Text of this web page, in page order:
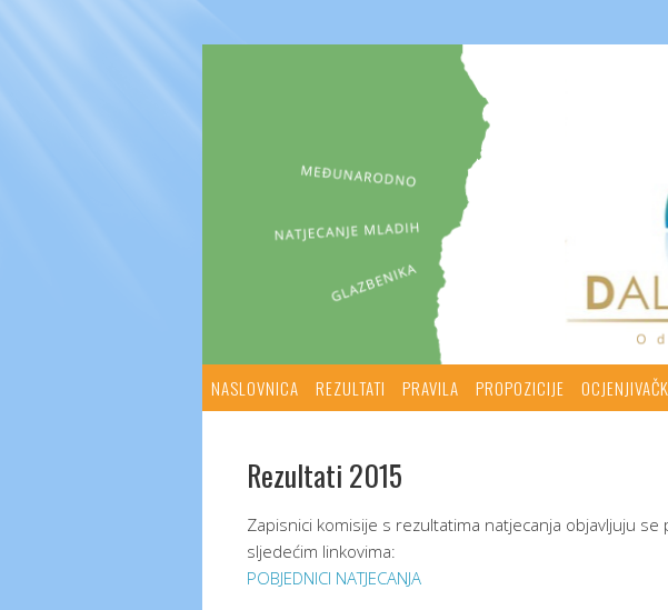
NASLOVNICA REZULTATI PRAVILA PROPOZICIJE
Rezultati 2015
Zapisnici komisije s rezultatima natjecanja objavljuju
sljedećim linkovima:
POBJEDNICI NATJECANJA